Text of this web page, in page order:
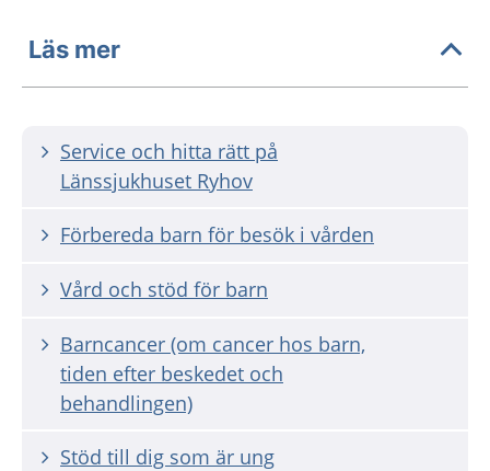
Läs mer
Service och hitta rätt på
Länssjukhuset Ryhov
Förbereda barn för besök i vården
Vård och stöd för barn
Barncancer (om cancer hos barn,
tiden efter beskedet och
behandlingen)
Stöd till dig som är ung